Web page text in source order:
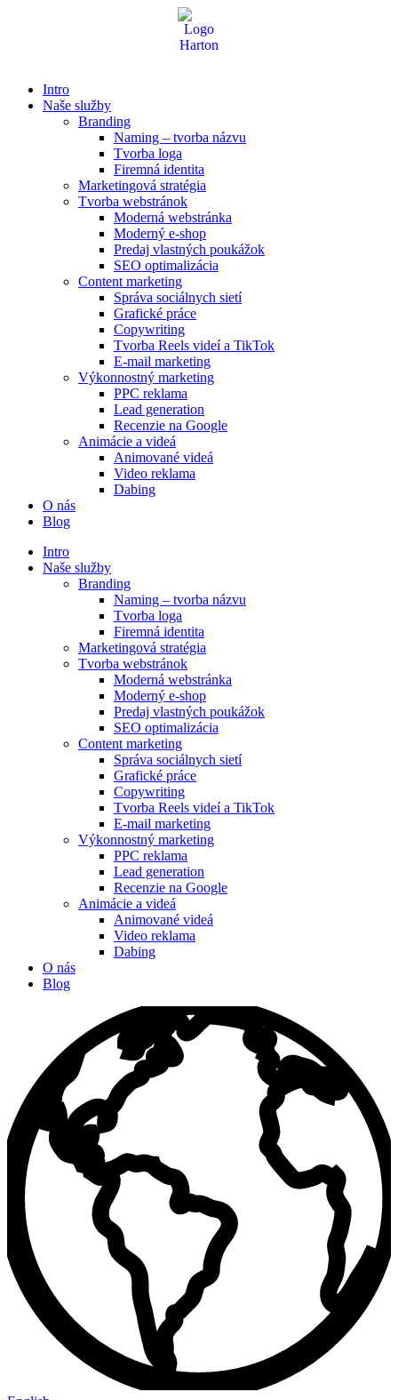
Intro
Naše služby
Branding
Naming – tvorba názvu
Tvorba loga
Firemná identita
Marketingová stratégia
Tvorba webstránok
Moderná webstránka
Moderný e-shop
Predaj vlastných poukážok
SEO optimalizácia
Content marketing
Správa sociálnych sietí
Grafické práce
Copywriting
Tvorba Reels videí a TikTok
E-mail marketing
Výkonnostný marketing
PPC reklama
Lead generation
Recenzie na Google
Animácie a videá
Animované videá
Video reklama
Dabing
O nás
Blog
Intro
Naše služby
Branding
Naming – tvorba názvu
Tvorba loga
Firemná identita
Marketingová stratégia
Tvorba webstránok
Moderná webstránka
Moderný e-shop
Predaj vlastných poukážok
SEO optimalizácia
Content marketing
Správa sociálnych sietí
Grafické práce
Copywriting
Tvorba Reels videí a TikTok
E-mail marketing
Výkonnostný marketing
PPC reklama
Lead generation
Recenzie na Google
Animácie a videá
Animované videá
Video reklama
Dabing
O nás
Blog